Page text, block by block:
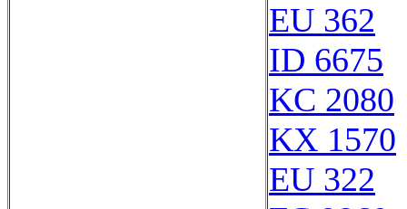
EU 362
ID 6675
KC 2080
KX 1570
EU 322